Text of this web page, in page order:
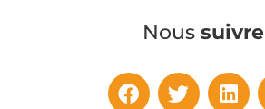
Nous suivre